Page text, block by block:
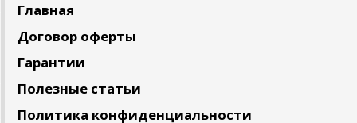
Главная
Договор оферты
Гарантии
Полезные статьи
Политика конфиденциальности